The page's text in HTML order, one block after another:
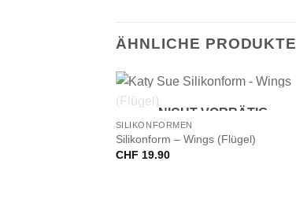
ÄHNLICHE PRODUKTE
NICHT VORRÄTIG
SILIKONFORMEN
Silikonform – Wings (Flügel)
CHF 19.90